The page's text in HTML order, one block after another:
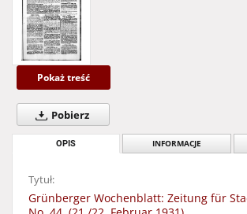
Pokaż treść
Pobierz
OPIS INFORMACJE
Tytuł:
Grünberger Wochenblatt: Zeitung für